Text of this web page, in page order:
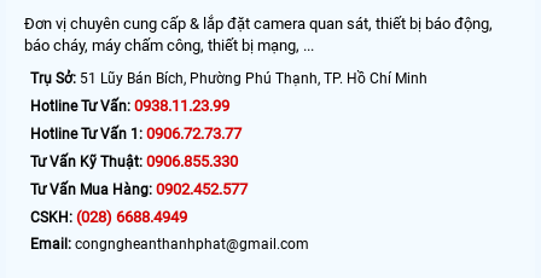
Đơn vị chuyên cung cấp & lắp đặt camera quan sát, thiết bị báo động,
báo cháy, máy chấm công, thiết bị mạng, ...
Trụ Sở: 51 Lũy Bán Bích, Phường Phú Thạnh, TP. Hồ Chí Minh
Hotline Tư Vấn: 0938.11.23.99
Hotline Tư Vấn 1: 0906.72.73.77
Tư Vấn Kỹ Thuật: 0906.855.330
Tư Vấn Mua Hàng: 0902.452.577
CSKH: (028) 6688.4949
Email: congngheanthanhphat@gmail.com